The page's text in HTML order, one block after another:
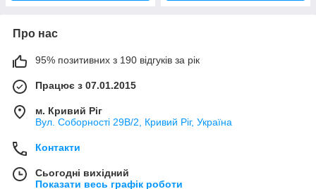
Про нас
95% позитивних з 190 відгуків за рік
Працює з 07.01.2015
м. Кривий Ріг
Вул. Соборності 29В/2, Кривий Ріг, Україна
Контакти
Сьогодні вихідний
Показати весь графік роботи